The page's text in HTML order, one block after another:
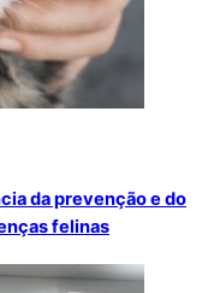
da prevenção e do
felinas